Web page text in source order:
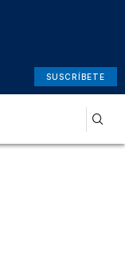
SUSCRÍBETE